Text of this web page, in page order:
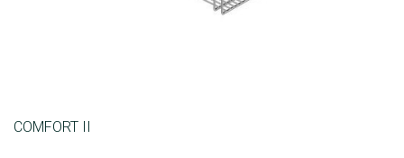
COMFORT II